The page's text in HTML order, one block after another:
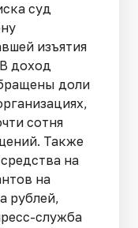
суд
изъятия
доход
доли
сотня
Также
на
на
рублей,
служба